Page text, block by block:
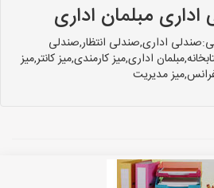
مبلمان اداری
اداری,صندلی انتظار,صندلی
اداری,میز کارمندی,میز کانتر,میز
مدیریت